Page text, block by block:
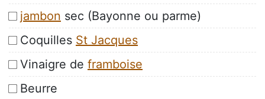
jambon sec (Bayonne ou parme)
Coquilles St Jacques
Vinaigre de framboise
Beurre